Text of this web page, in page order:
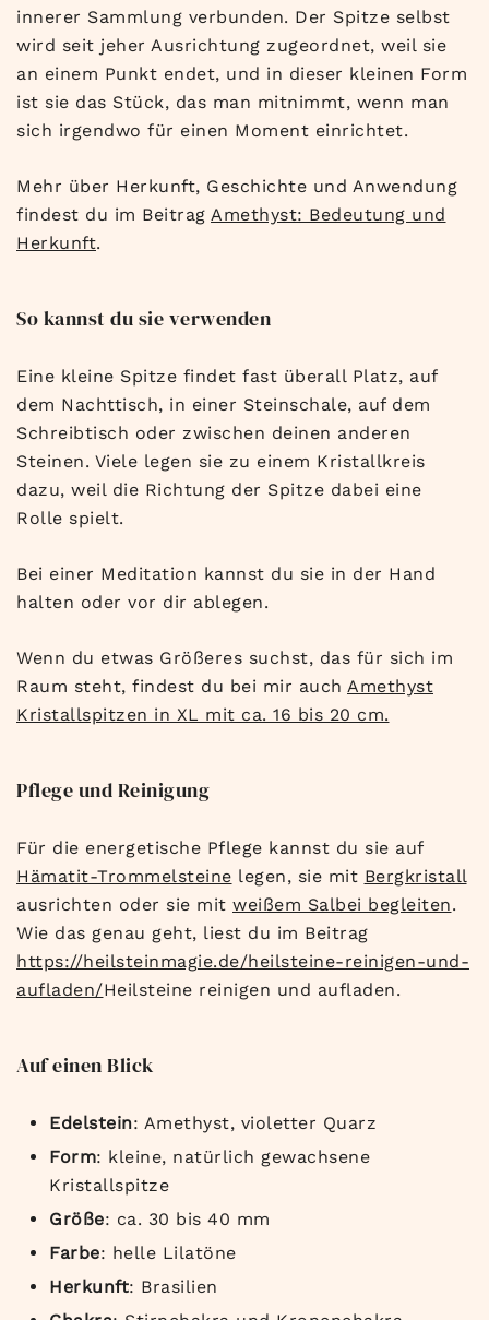
innerer Sammlung verbunden. Der Spitze selbst
wird seit jeher Ausrichtung zugeordnet, weil sie
an einem Punkt endet, und in dieser kleinen Form
ist sie das Stück, das man mitnimmt, wenn man
sich irgendwo für einen Moment einrichtet.
Mehr über Herkunft, Geschichte und Anwendung
findest du im Beitrag Amethyst: Bedeutung und
Herkunft.
So kannst du sie verwenden
Eine kleine Spitze findet fast überall Platz, auf
dem Nachttisch, in einer Steinschale, auf dem
Schreibtisch oder zwischen deinen anderen
Steinen. Viele legen sie zu einem Kristallkreis
dazu, weil die Richtung der Spitze dabei eine
Rolle spielt.
Bei einer Meditation kannst du sie in der Hand
halten oder vor dir ablegen.
Wenn du etwas Größeres suchst, das für sich im
Raum steht, findest du bei mir auch Amethyst
Kristallspitzen in XL mit ca. 16 bis 20 cm.
Pflege und Reinigung
Für die energetische Pflege kannst du sie auf
Hämatit-Trommelsteine legen, sie mit Bergkristall
ausrichten oder sie mit weißem Salbei begleiten.
Wie das genau geht, liest du im Beitrag
https://heilsteinmagie.de/heilsteine-reinigen-und-
aufladen/Heilsteine reinigen und aufladen.
Auf einen Blick
Edelstein: Amethyst, violetter Quarz
Form: kleine, natürlich gewachsene
Kristallspitze
Größe: ca. 30 bis 40 mm
Farbe: helle Lilatöne
Herkunft: Brasilien